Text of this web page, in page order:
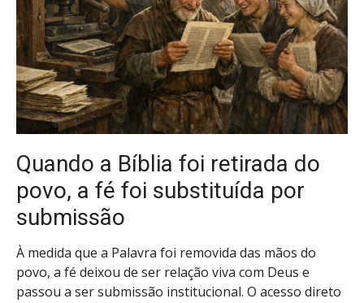
Quando a Bíblia foi retirada do
povo, a fé foi substituída por
submissão
À medida que a Palavra foi removida das mãos do
povo, a fé deixou de ser relação viva com Deus e
passou a ser submissão institucional. O acesso direto